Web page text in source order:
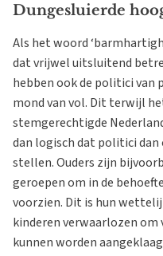
Dungesluierde
Als het woord
dat vrijwel uitsluitend
hebben ook de politici van
mond van vol. Dit terwijl
stemgerechtigde
dan logisch dat politici dan
stellen. Ouders zijn
geroepen om in de
voorzien. Dit is hun
kinderen verwaarlozen om
kunnen worden